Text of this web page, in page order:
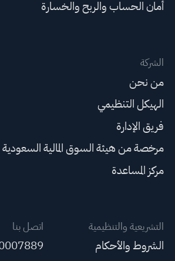
أمان الحساب والربح والخسارة
الشركة
من نحن
الهيكل التنظيمي
فريق الإدارة
مرخصة من هيئة السوق المالية السعودية
مركز المساعدة
التشريعية والتنظيمية
الشروط والأحكام
اتصل بنا